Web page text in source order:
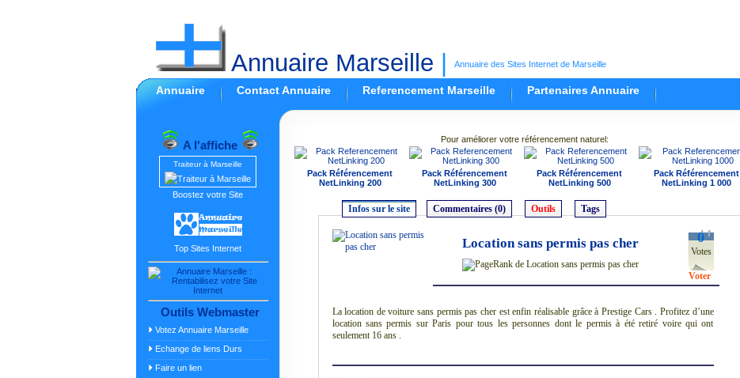
Annuaire Marseille Annuaire des Sites Internet de Marseille
Annuaire Contact Annuaire Referencement Marseille Partenaires Annuaire
A l'affiche
Traiteur à Marseille
Boostez votre Site
Top Sites Internet
Outils Webmaster
Votez Annuaire Marseille
Echange de liens Durs
Faire un lien
Pour améliorer votre référencement naturel:
Pack Référencement
NetLinking 200
Pack Référencement
NetLinking 300
Pack Référencement
NetLinking 500
Pack Référencement
NetLinking 1 000
Infos sur le site Commentaires (0) Outils Tags
Location sans permis pas cher 0
Votes
Voter
La location de voiture sans permis pas cher est enfin réalisable grâce à Prestige Cars . Profitez d’une
location sans permis sur Paris pour tous les personnes dont le permis à été retiré voire qui ont
seulement 16 ans .